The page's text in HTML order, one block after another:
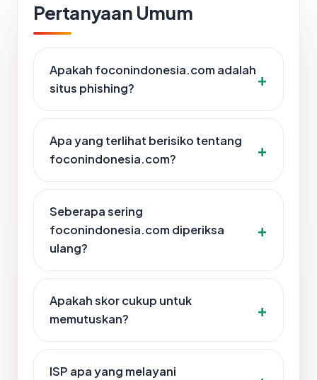
Pertanyaan Umum
Apakah foconindonesia.com adalah
situs phishing?
Apa yang terlihat berisiko tentang
foconindonesia.com?
Seberapa sering
foconindonesia.com diperiksa
ulang?
Apakah skor cukup untuk
memutuskan?
ISP apa yang melayani